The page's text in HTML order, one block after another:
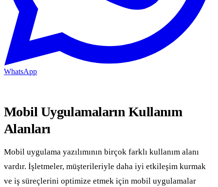
WhatsApp
Mobil Uygulamaların Kullanım
Alanları
Mobil uygulama yazılımının birçok farklı kullanım alanı
vardır. İşletmeler, müşterileriyle daha iyi etkileşim kurmak
ve iş süreçlerini optimize etmek için mobil uygulamalar